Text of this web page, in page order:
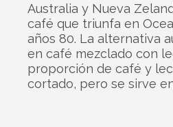
Australia y Nueva
café que triunfa en
años 80. La alternativa
en café mezclado con
proporción de café y
cortado, pero se sirve